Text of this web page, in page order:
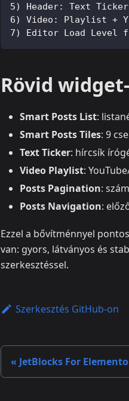
5) Header: Text
6) Video: Playlist +
7) Editor Load Level
Rövid
Smart Posts List:
Smart Posts Tiles: 9
Text Ticker: hírcsík
Video Playlist:
Posts Pagination:
Posts Navigation:
Ezzel a bővítménnyel
van: gyors, látványos és
szerkesztéssel.
Szerkesztés GitHub-on
JetBlocks For